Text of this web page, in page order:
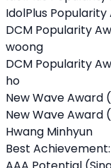
IdolPlus
DCM Popularity
woong
DCM Popularity
ho
New Wave Award
New Wave Award
Hwang Minhyun
Best